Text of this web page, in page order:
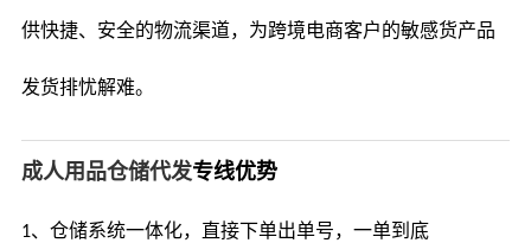
供快捷、安全的物流渠道，为跨境电商客户的敏感货产品
发货排忧解难。
成人用品仓储代发专线优势
1、仓储系统一体化，直接下单出单号，一单到底